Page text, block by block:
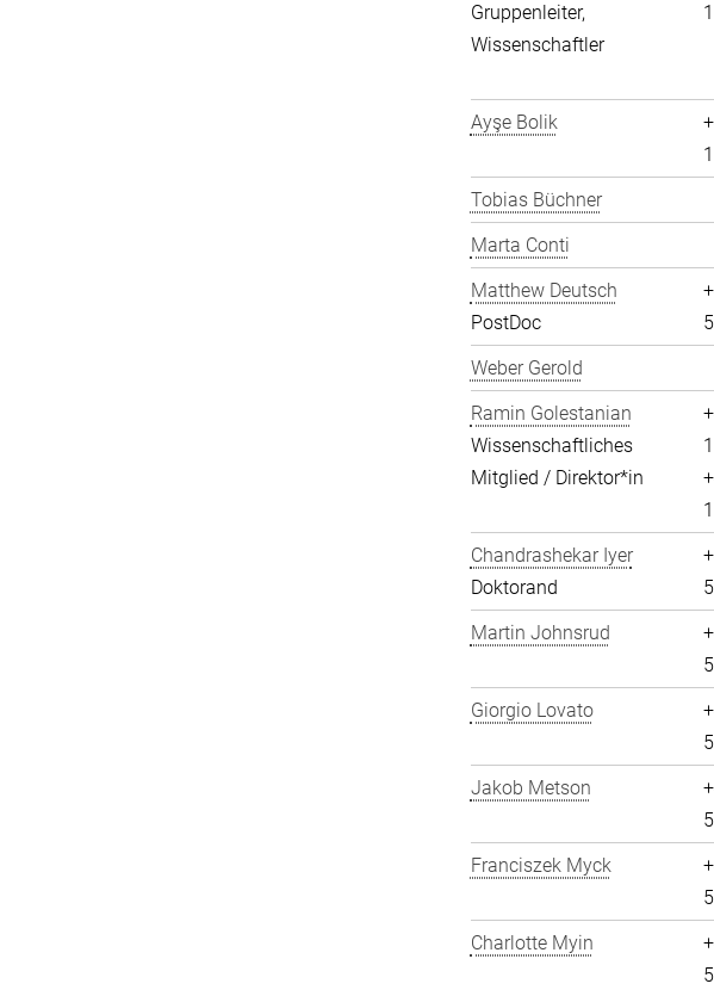
Gruppenleiter,
Wissenschaftler
Ayşe Bolik
Tobias Büchner
Marta Conti
Matthew Deutsch
PostDoc
Weber Gerold
Ramin Golestanian
Wissenschaftliches
Mitglied / Direktor*in
Chandrashekar Iyer
Doktorand
Martin Johnsrud
Giorgio Lovato
Jakob Metson
Franciszek Myck
Charlotte Myin